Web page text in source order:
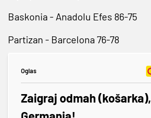
Baskonia - Anadolu Efes 86-75
Partizan - Barcelona 76-78
Oglas
Zaigraj odmah (košarka),